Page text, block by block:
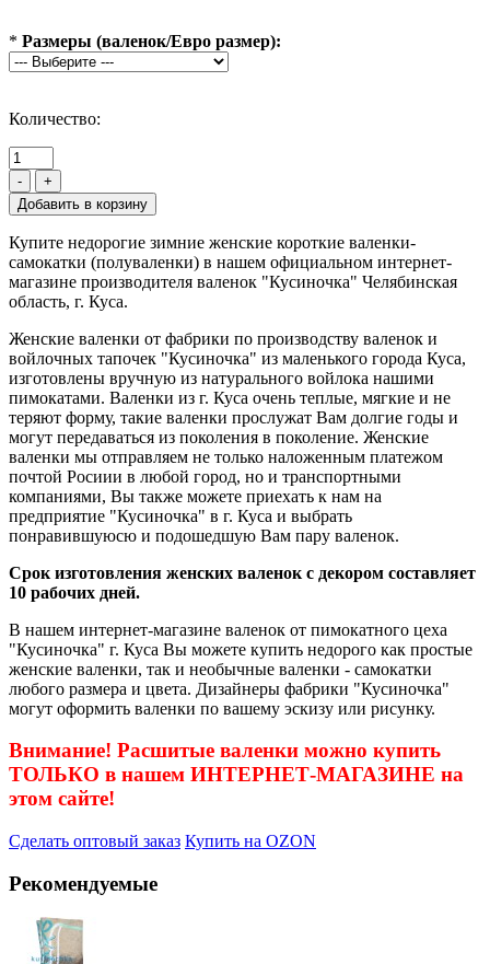
* Размеры (валенок/Евро размер):
Количество:
- +
Купите недорогие зимние женские короткие валенки-
самокатки (полуваленки) в нашем официальном интернет-
магазине производителя валенок "Кусиночка" Челябинская
область, г. Куса.
Женские валенки от фабрики по производству валенок и
войлочных тапочек "Кусиночка" из маленького города Куса,
изготовлены вручную из натурального войлока нашими
пимокатами. Валенки из г. Куса очень теплые, мягкие и не
теряют форму, такие валенки прослужат Вам долгие годы и
могут передаваться из поколения в поколение. Женские
валенки мы отправляем не только наложенным платежом
почтой Росиии в любой город, но и транспортными
компаниями, Вы также можете приехать к нам на
предприятие "Кусиночка" в г. Куса и выбрать
понравившуюсю и подошедшую Вам пару валенок.
Срок изготовления женских валенок с декором составляет
10 рабочих дней.
В нашем интернет-магазине валенок от пимокатного цеха
"Кусиночка" г. Куса Вы можете купить недорого как простые
женские валенки, так и необычные валенки - самокатки
любого размера и цвета. Дизайнеры фабрики "Кусиночка"
могут оформить валенки по вашему эскизу или рисунку.
Внимание! Расшитые валенки можно купить
ТОЛЬКО в нашем ИНТЕРНЕТ-МАГАЗИНЕ на
этом сайте!
Сделать оптовый заказ Купить на OZON
Рекомендуемые